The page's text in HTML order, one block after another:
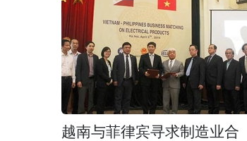
越南与菲律宾寻求制造业合